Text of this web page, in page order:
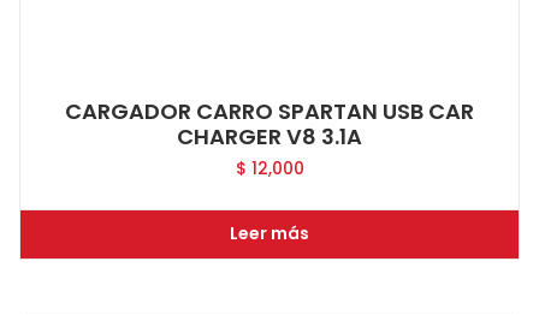
CARGADOR CARRO SPARTAN USB CAR
CHARGER V8 3.1A
$ 12,000
Leer más